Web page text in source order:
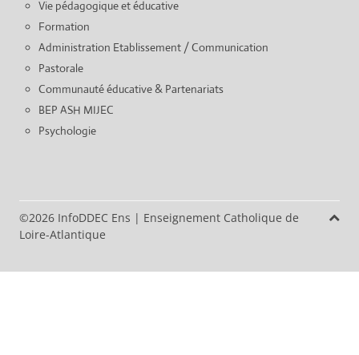
Vie pédagogique et éducative
Formation
Administration Etablissement / Communication
Pastorale
Communauté éducative & Partenariats
BEP ASH MIJEC
Psychologie
©2026 InfoDDEC Ens | Enseignement Catholique de
Loire-Atlantique